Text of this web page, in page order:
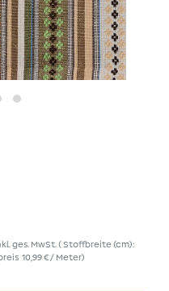
ges. MwSt. ( Stoffbreite (cm):
10,99 € / Meter)